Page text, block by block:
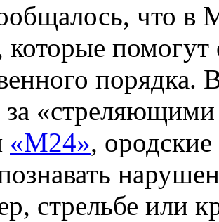
что в
помогут
порядка.
за
«М24»,
стрельбе или